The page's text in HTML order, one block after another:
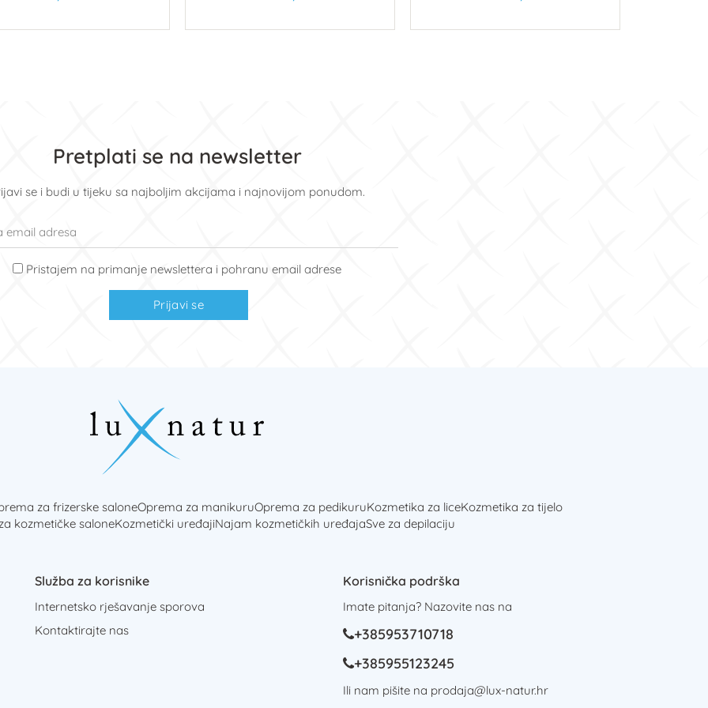
U košaricu U košaricu U košaricu
Pretplati se na newsletter
se i budi u tijeku sa najboljim akcijama i najnovijom ponudom.
Pristajem na primanje newslettera i pohranu email adrese
Prijavi se
za frizerske saloneOprema za manikuruOprema za pedikuruKozmetika za liceKozmetika za tijelo
kozmetičke saloneKozmetički uređajiNajam kozmetičkih uređajaSve za depilaciju
Služba za korisnike
Internetsko rješavanje sporova
Kontaktirajte nas
Korisnička podrška
Imate pitanja? Nazovite nas na
+385953710718
+385955123245
Ili nam pišite na prodaja@lux-natur.hr